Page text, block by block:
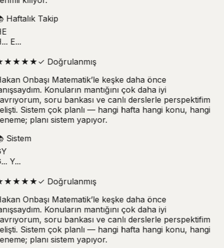
Haftalık Takip
E...
★★★★✓Doğrulanmış
Onbaşı Matematik’le keşke daha önce
Konuların mantığını çok daha iyi
soru bankası ve canlı derslerle perspektifim
Sistem çok planlı — hangi hafta hangi konu, hangi
planı sistem yapıyor.
Sistem
Y...
★★★★✓Doğrulanmış
Onbaşı Matematik’le keşke daha önce
Konuların mantığını çok daha iyi
soru bankası ve canlı derslerle perspektifim
Sistem çok planlı — hangi hafta hangi konu, hangi
planı sistem yapıyor.